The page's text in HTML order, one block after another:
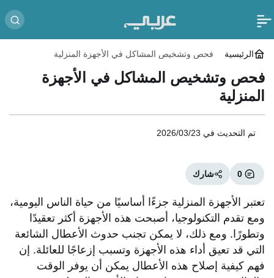
الرئيسية فحص وتشخيص المشاكل في الأجهزة المنزلية
فحص وتشخيص المشاكل في الأجهزة
المنزلية
تم التحديث في 2026/03/23
0 شارك
تعتبر الأجهزة المنزلية جزءًا أساسيًا من حياة الناس اليومية،
ومع تقدم التكنولوجيا، أصبحت هذه الأجهزة أكثر تعقيدًا
وتطورًا. ومع ذلك، لا يمكن تجنب حدوث الأعطال الشائعة
التي قد تعيق أداء هذه الأجهزة وتسبب إزعاجًا للعائلة. إن
فهم كيفية إصلاح هذه الأعطال يمكن أن يوفر الوقت